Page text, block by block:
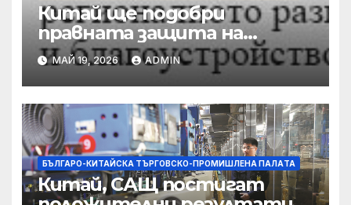
Китай ще подобри
правната защита на
предприятията, ще се
съсредоточи върху
борбата с
корпоративната
престъпност
МАЙ 19, 2026 ADMIN
БЪЛГАРО-КИТАЙСКА ТЪРГОВСКО-ПРОМИШЛЕНА ПАЛAТА
Китай, САЩ постигат